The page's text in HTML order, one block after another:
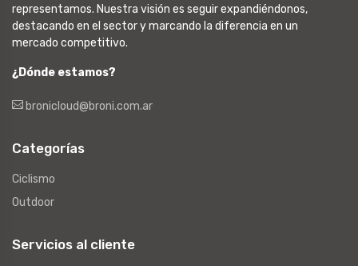
representamos. Nuestra visión es seguir expandiéndonos,
destacando en el sector y marcando la diferencia en un
mercado competitivo.
¿Dónde estamos?
bronicloud@broni.com.ar
Categorías
Ciclismo
Outdoor
Servicios al cliente